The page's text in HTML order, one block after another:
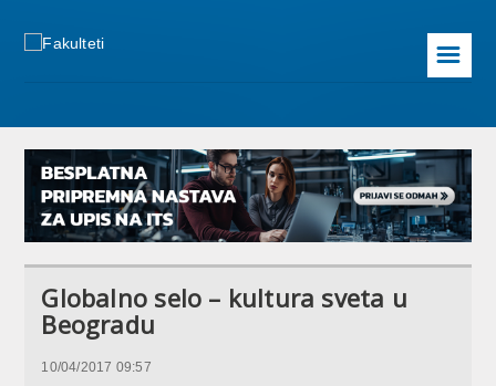
☰
Globalno selo – kultura sveta u
Beogradu
10/04/2017 09:57